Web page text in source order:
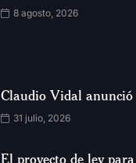
8 agosto, 2026
Claudio Vidal anunció
31 julio, 2026
El proyecto de ley